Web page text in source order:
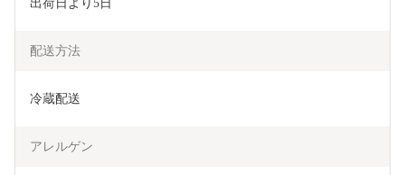
出荷日より5日
配送方法
冷蔵配送
アレルゲン